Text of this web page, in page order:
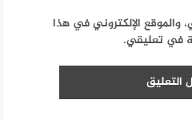
والموقع الإلكتروني في هذا
في تعليقي.